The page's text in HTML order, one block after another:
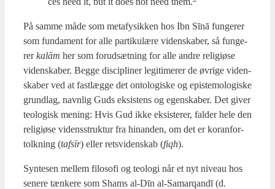
På sam­me måde som meta­fy­sik­ken hos Ibn Sīnā fun­ge­rer
som fun­da­ment for alle par­ti­ku­læ­re viden­ska­ber, så fun­ge­
rerkalām her som for­ud­sæt­ning for alle andre reli­gi­øse
viden­ska­ber. Beg­ge disci­pli­ner legi­ti­me­rer de øvri­ge viden­
ska­ber ved at fast­læg­ge det onto­lo­gi­ske og epi­ste­mo­lo­gi­ske
grund­lag, navn­lig Guds eksi­stens og egen­ska­ber. Det giver
teo­lo­gisk mening: Hvis Gud ikke eksi­ste­rer, fal­der hele den
reli­gi­øse videns­struk­tur fra hin­an­den, om det er kor­an­for­
tolk­ning (taf­sīr) eller retsvi­den­skab (fiqh).
Syn­te­sen mel­lem filo­so­fi og teo­lo­gi når et nyt niveau hos
sene­re tæn­ke­re som Shams al-Dīn al-Samarqandī (d.